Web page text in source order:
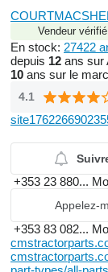
Vendeur vérifié
En stock: 27422
depuis 12 ans sur
10 ans sur le
4.1
+353 23 880...
Appelez-
+353 83 082...